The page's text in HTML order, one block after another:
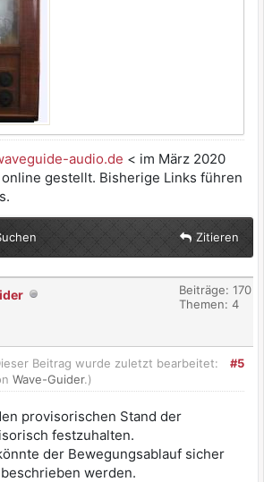
audio.de < im März 2020
gestellt. Bisherige Links führen
Zitieren
Beiträge: 170
Themen: 4
#5
Beitrag wurde zuletzt bearbeitet:
Wave-Guider.)
provisorischen Stand der
festzuhalten.
der Bewegungsablauf sicher
werden.